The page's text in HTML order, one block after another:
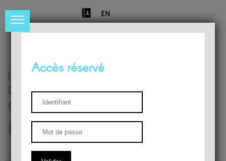
EN
Université de Liège
Département de philosophie
Centre de recherches
phénoménologiques
Accès réservé